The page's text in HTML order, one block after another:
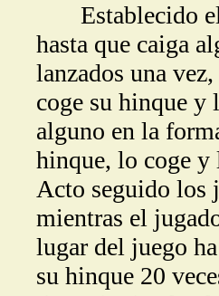
Establecido el
hasta que caiga
lanzados una
coge su hinque y
alguno en la
hinque, lo coge
Acto seguido los
mientras el
lugar del juego
su hinque 20